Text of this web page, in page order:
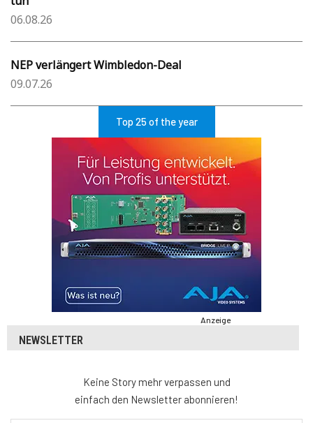
06.08.26
NEP verlängert Wimbledon-Deal
09.07.26
Top 25 of the year
Anzeige
NEWSLETTER
Keine Story mehr verpassen und
einfach den Newsletter abonnieren!